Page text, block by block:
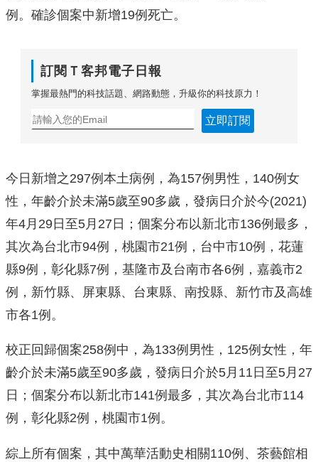
例。確診個案中新增19例死亡。
訂閱Ｔ客邦電子日報
掌握最熱門的科技話題、網路動態，升級你的科技原力！
立即訂閱
今日新增之297例本土病例，為157例男性，140例女
性，年齡介於未滿5歲至90多歲，發病日介於今(2021)
年4月29日至5月27日；個案分布以新北市136例最多，
其次為台北市94例，桃園市21例，台中市10例，花蓮
縣9例，彰化縣7例，基隆市及台南市各6例，嘉義市2
例，新竹縣、屏東縣、台東縣、南投縣、新竹市及高雄
市各1例。
校正回歸個案258例中，為133例男性，125例女性，年
齡介於未滿5歲至90多歲，發病日介於5月11日至5月27
日；個案分布以新北市141例最多，其次為台北市114
例，彰化縣2例，桃園市1例。
綜上所有個案，其中萬華活動史相關110例、茶藝館相